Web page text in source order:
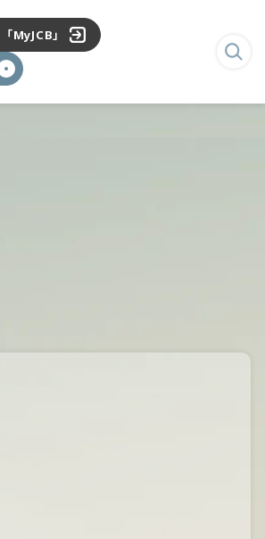
「MyJCB」
検
画